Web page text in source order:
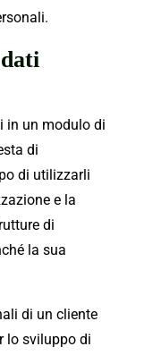
in un modulo di
di
di utilizzarli
e la
di
la sua
di un cliente
lo sviluppo di